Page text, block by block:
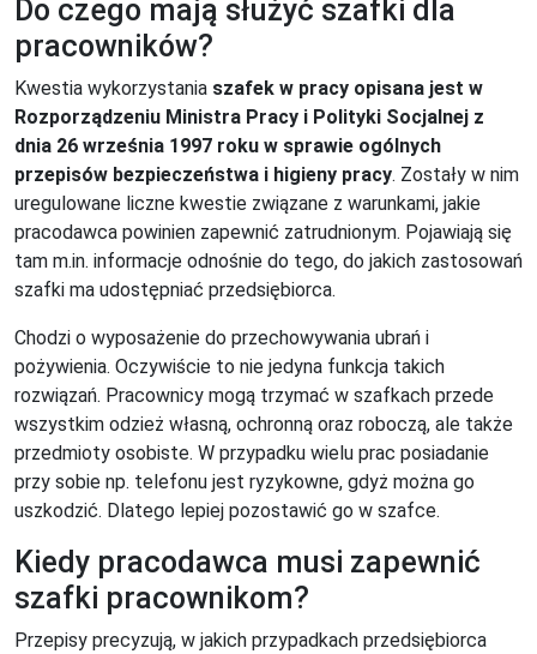
Do czego mają służyć szafki dla
pracowników?
Kwestia wykorzystania szafek w pracy opisana jest w
Rozporządzeniu Ministra Pracy i Polityki Socjalnej z
dnia 26 września 1997 roku w sprawie ogólnych
przepisów bezpieczeństwa i higieny pracy. Zostały w nim
uregulowane liczne kwestie związane z warunkami, jakie
pracodawca powinien zapewnić zatrudnionym. Pojawiają się
tam m.in. informacje odnośnie do tego, do jakich zastosowań
szafki ma udostępniać przedsiębiorca.
Chodzi o wyposażenie do przechowywania ubrań i
pożywienia. Oczywiście to nie jedyna funkcja takich
rozwiązań. Pracownicy mogą trzymać w szafkach przede
wszystkim odzież własną, ochronną oraz roboczą, ale także
przedmioty osobiste. W przypadku wielu prac posiadanie
przy sobie np. telefonu jest ryzykowne, gdyż można go
uszkodzić. Dlatego lepiej pozostawić go w szafce.
Kiedy pracodawca musi zapewnić
szafki pracownikom?
Przepisy precyzują, w jakich przypadkach przedsiębiorca